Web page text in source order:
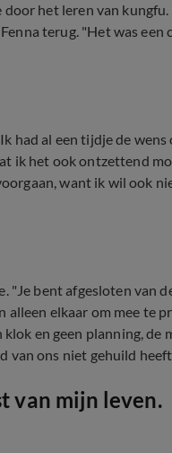
het leren van
terug. "Het was een
had al een tijdje de wens
ik het ook ontzettend
want ik wil ook
"Je bent afgesloten van
alleen elkaar om mee te
en geen planning, de
van ons niet gehuild
van mijn leven.